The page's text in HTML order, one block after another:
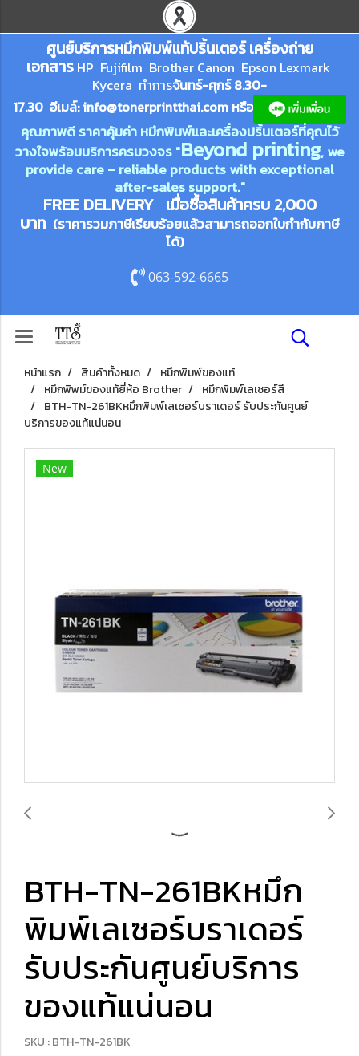
ศูนย์บริการหมึกพิมพ์แท้ปริ้นเตอร์ เครื่องถ่าย
เอกสาร HP Fujifilm Brother Canon Epson Lexmark
Kycera ทำการจันทร์-ศุกร์ 8.30-
17.30 อีเมล์:info@tonerprintthai.com หรือ
คุณภาพดี ราคาคุ้มค่า หมึกพิมพ์และเครื่องปริ้นเตอร์ที่คุณไว้
วางใจพร้อมบริการครบวงจร "Beyond printing, we
provide care – reliable products with exceptional
after-sales support."
FREE DELIVERY เมื่อซื้อสินค้าครบ 2,000
บาท (ราคารวมภาษีเรียบร้อยแล้วสามารถออกใบกำกับภาษี
ได้)
063-592-6665
หน้าแรก สินค้าทั้งหมด
หมึกพิมพ์ของแท้
หมึกพิพม์ของแท้ยี่ห้อ Brother
หมึกพิมพ์เลเซอร์สี
BTH-TN-261BKหมึกพิมพ์เลเซอร์บราเดอร์ รับประกันศูนย์
บริการของแท้แน่นอน
New
BTH-TN-261BKหมึก
พิมพ์เลเซอร์บราเดอร์
รับประกันศูนย์บริการ
ของแท้แน่นอน
SKU : BTH-TN-261BK